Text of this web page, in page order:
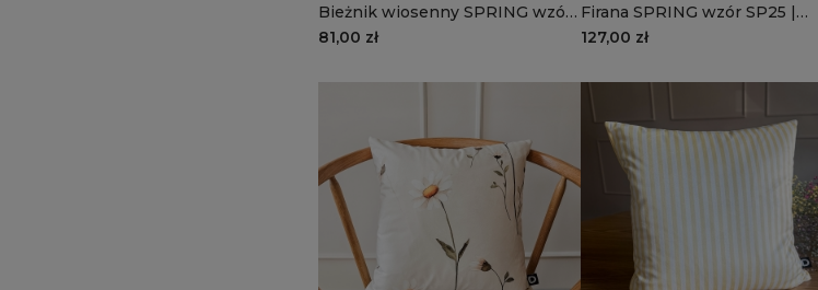
Bieżnik wiosenny SPRING wzór
SP25 | stokrotki
81,00 zł
Firana SPRING wzór SP25 |
stokrotki
127,00 zł